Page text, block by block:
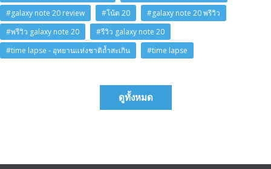
#galaxy note 20 review
#โน้ต 20
#galaxy note 20 พรีวิว
#พรีวิว galaxy note 20
#รีวิว galaxy note 20
#time lapse - อุทยานแห่งชาติถ้ำสะเกิน
#time lapse
ดูทั้งหมด